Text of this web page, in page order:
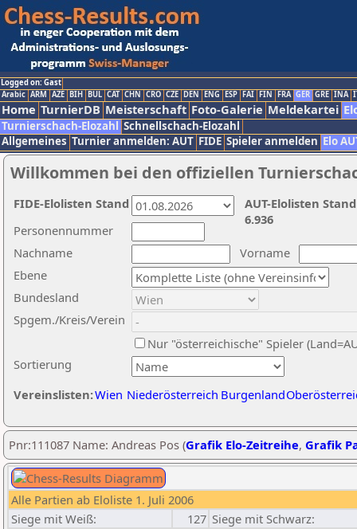
Logged on: Gast
Arabic ARM AZE BIH BUL CAT CHN CRO CZE DEN ENG ESP FAI FIN FRA GER GRE INA
Home TurnierDB Meisterschaft Foto-Galerie Meldekartei
Turnierschach-Elozahl Schnellschach-Elozahl
Allgemeines Turnier anmelden: AUT FIDE Spieler anmelden Elo
Willkommen bei den offiziellen
Nachname
Vorname
Ebene
Sortierung
Personennummer
Bundesland
Spgem./Kreis/Verein
Nur "österreichische" Spieler
Vereinslisten:Wien Niederösterreich Burgenland
AUT-Elolisten
6.936
FIDE-Elolisten Stand
Pnr:111087 Name: Andreas Pos (Grafik Elo-Zeitreihe, Grafik
Alle Partien ab Eloliste 1. Juli 2006
Siege mit Weiß:
127 Siege mit Schwarz: